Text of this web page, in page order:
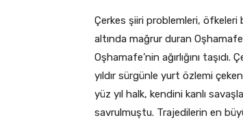
Çerkes şiiri problemleri, öfkeleri
altında mağrur duran
Oşhamafe’nin ağırlığını
yıldır sürgünle yurt özlemi
yüz yıl halk, kendini kanlı
savrulmuştu. Trajedilerin en